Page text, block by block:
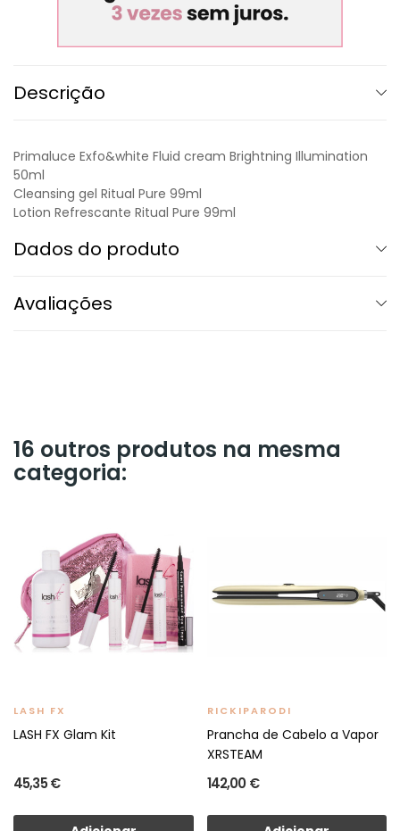
Descrição
Primaluce Exfo&white Fluid cream Brightning Illumination
50ml
Cleansing gel Ritual Pure 99ml
Lotion Refrescante Ritual Pure 99ml
Dados do produto
Avaliações
16 outros produtos na mesma
categoria:
LASH FX
LASH FX Glam Kit
45,35 €
RICKIPARODI
Prancha de Cabelo a Vapor
XRSTEAM
142,00 €